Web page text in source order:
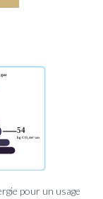
pour un usage